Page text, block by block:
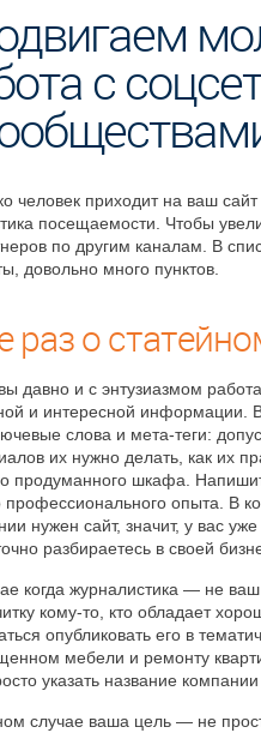
с
человек приходит на ваш
посещаемости. Чтобы
по другим каналам. В
довольно много пунктов.
раз о
давно и с энтузиазмом
и интересной информации.
слова и мета-теги:
их нужно делать, как их
продуманного шкафа.
профессионального опыта. В
нужен сайт, значит, у вас
разбираетесь в своей
когда журналистика — не
кому-то, кто обладает
опубликовать его в
мебели и ремонту
указать название
случае ваша цель — не